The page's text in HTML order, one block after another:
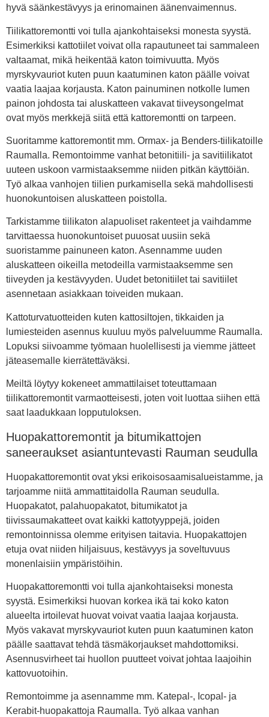
hyvä säänkestävyys ja erinomainen äänenvaimennus.
Tiilikattoremontti voi tulla ajankohtaiseksi monesta syystä.
Esimerkiksi kattotiilet voivat olla rapautuneet tai sammaleen
valtaamat, mikä heikentää katon toimivuutta. Myös
myrskyvauriot kuten puun kaatuminen katon päälle voivat
vaatia laajaa korjausta. Katon painuminen notkolle lumen
painon johdosta tai aluskatteen vakavat tiiveysongelmat
ovat myös merkkejä siitä että kattoremontti on tarpeen.
Suoritamme kattoremontit mm. Ormax- ja Benders-tiilikatoille
Raumalla. Remontoimme vanhat betonitiili- ja savitiilikatot
uuteen uskoon varmistaaksemme niiden pitkän käyttöiän.
Työ alkaa vanhojen tiilien purkamisella sekä mahdollisesti
huonokuntoisen aluskatteen poistolla.
Tarkistamme tiilikaton alapuoliset rakenteet ja vaihdamme
tarvittaessa huonokuntoiset puuosat uusiin sekä
suoristamme painuneen katon. Asennamme uuden
aluskatteen oikeilla metodeilla varmistaaksemme sen
tiiveyden ja kestävyyden. Uudet betonitiilet tai savitiilet
asennetaan asiakkaan toiveiden mukaan.
Kattoturvatuotteiden kuten kattosiltojen, tikkaiden ja
lumiesteiden asennus kuuluu myös palveluumme Raumalla.
Lopuksi siivoamme työmaan huolellisesti ja viemme jätteet
jäteasemalle kierrätettäväksi.
Meiltä löytyy kokeneet ammattilaiset toteuttamaan
tiilikattoremontit varmaotteisesti, joten voit luottaa siihen että
saat laadukkaan lopputuloksen.
Huopakattoremontit ja bitumikattojen
saneeraukset asiantuntevasti Rauman seudulla
Huopakattoremontit ovat yksi erikoisosaamisalueistamme, ja
tarjoamme niitä ammattitaidolla Rauman seudulla.
Huopakatot, palahuopakatot, bitumikatot ja
tiivissaumakatteet ovat kaikki kattotyyppejä, joiden
remontoinnissa olemme erityisen taitavia. Huopakattojen
etuja ovat niiden hiljaisuus, kestävyys ja soveltuvuus
monenlaisiin ympäristöihin.
Huopakattoremontti voi tulla ajankohtaiseksi monesta
syystä. Esimerkiksi huovan korkea ikä tai koko katon
alueelta irtoilevat huovat voivat vaatia laajaa korjausta.
Myös vakavat myrskyvauriot kuten puun kaatuminen katon
päälle saattavat tehdä täsmäkorjaukset mahdottomiksi.
Asennusvirheet tai huollon puutteet voivat johtaa laajoihin
kattovuotoihin.
Remontoimme ja asennamme mm. Katepal-, Icopal- ja
Kerabit-huopakattoja Raumalla. Työ alkaa vanhan